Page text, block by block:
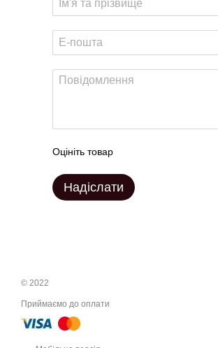
Оцініть товар
Надіслати
© 2022
Приймаємо до оплати